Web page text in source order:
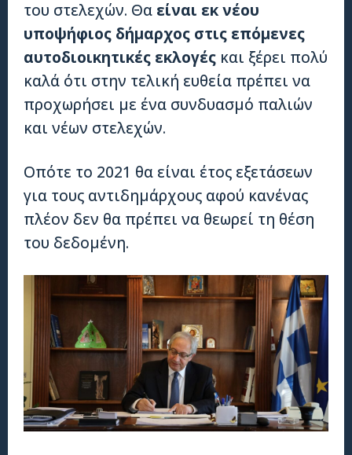
του στελεχών. Θα είναι εκ νέου
υποψήφιος δήμαρχος στις επόμενες
αυτοδιοικητικές εκλογές και ξέρει πολύ
καλά ότι στην τελική ευθεία πρέπει να
προχωρήσει με ένα συνδυασμό παλιών
και νέων στελεχών.
Οπότε το 2021 θα είναι έτος εξετάσεων
για τους αντιδημάρχους αφού κανένας
πλέον δεν θα πρέπει να θεωρεί τη θέση
του δεδομένη.